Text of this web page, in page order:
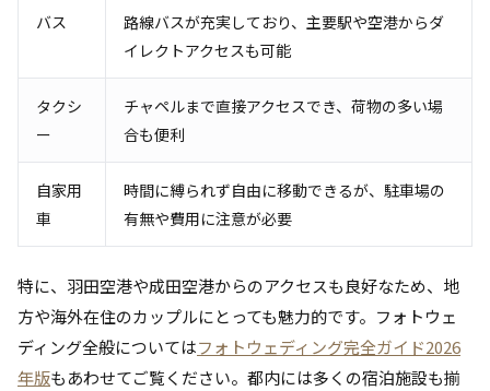
バス
路線バスが充実しており、主要駅や空港からダ
イレクトアクセスも可能
タクシ
ー
チャペルまで直接アクセスでき、荷物の多い場
合も便利
自家用
車
時間に縛られず自由に移動できるが、駐車場の
有無や費用に注意が必要
特に、羽田空港や成田空港からのアクセスも良好なため、地
方や海外在住のカップルにとっても魅力的です。フォトウェ
ディング全般についてはフォトウェディング完全ガイド2026
年版もあわせてご覧ください。都内には多くの宿泊施設も揃